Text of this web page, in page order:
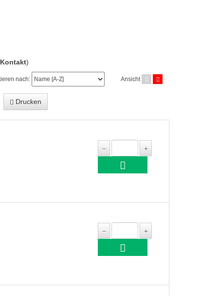
Kontakt)
nach: Ansicht
Drucken